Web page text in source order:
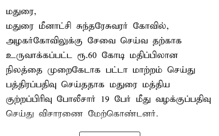
மதுரை,
மதுரை மீனாட்சி சுந்தரேசுவரர் கோவில்,
அழகர்கோவிலுக்கு சேவை செய்வ தற்காக
உருவாக்கப்பட்ட ரூ.60 கோடி மதிப்பிலான
நிலத்தை முறைகேடாக பட்டா மாற்றம் செய்து
பத்திரப்பதிவு செய்ததாக மதுரை மத்திய
குற்றப்பிரிவு போலீசார் 19 பேர் மீது வழக்குப்பதிவு
செய்து விசாரணை மேற்கொண்டனர்.